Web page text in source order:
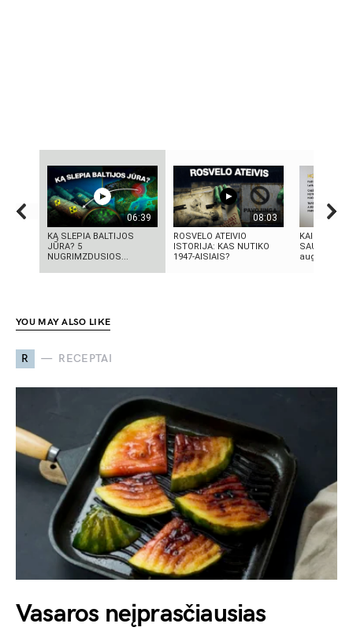
06:39
KĄ SLEPIA BALTIJOS
JŪRA? 5
NUGRIMZDUSIOS...
08:03
ROSVELO ATEIVIO
ISTORIJA: KAS NUTIKO
1947-AISIAIS?
KAIP
SAU: 7
augimo
YOU MAY ALSO LIKE
R RECEPTAI
Vasaros neįprasčiausias